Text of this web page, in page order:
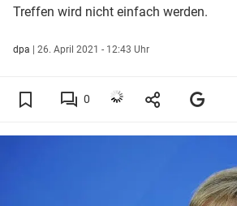
Treffen wird nicht einfach werden.
dpa | 26. April 2021 - 12:43 Uhr
0